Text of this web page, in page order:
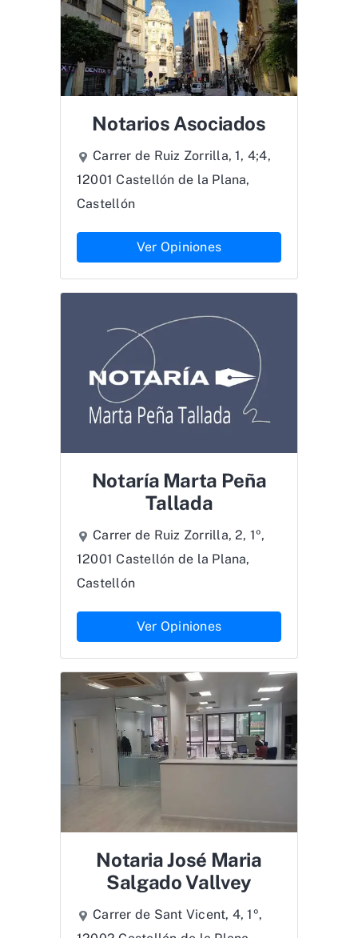
Notarios Asociados
Carrer de Ruiz Zorrilla, 1, 4;4,
12001 Castellón de la Plana,
Castellón
Ver Opiniones
Notaría Marta Peña
Tallada
Carrer de Ruiz Zorrilla, 2, 1º,
12001 Castellón de la Plana,
Castellón
Ver Opiniones
Notaria José Maria
Salgado Vallvey
Carrer de Sant Vicent, 4, 1º,